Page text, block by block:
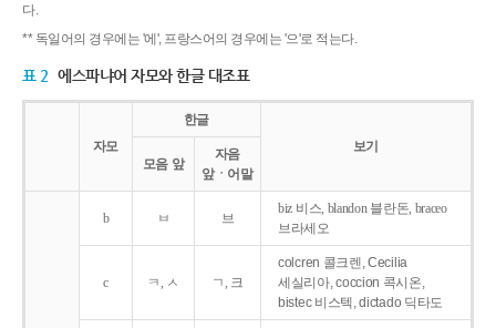
다.
** 독일어의 경우에는 '에', 프랑스어의 경우에는 '으'로 적는다.
표 2 에스파냐어 자모와 한글 대조표
자모
한글
보기
모음 앞
자음
앞ㆍ어말
b ㅂ 브
biz 비스, blandon 블란돈, braceo
브라세오
c ㅋ, ㅅ ㄱ, 크
colcren 콜크렌, Cecilia
세실리아, coccion 콕시온,
bistec 비스텍, dictado 딕타도